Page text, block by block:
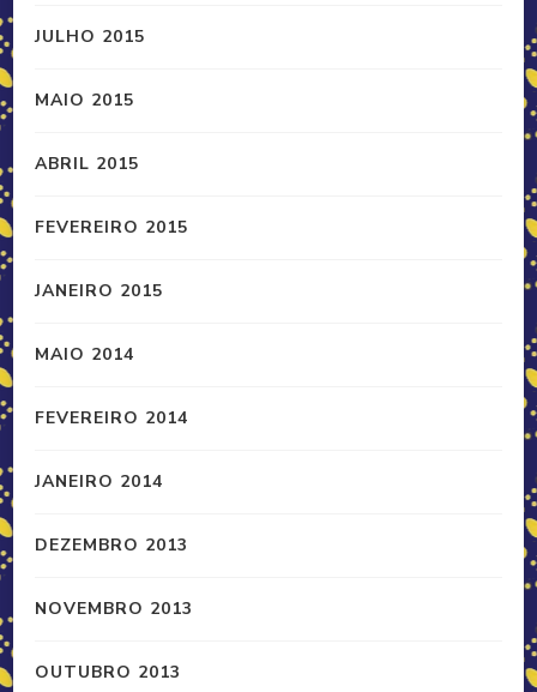
JULHO 2015
MAIO 2015
ABRIL 2015
FEVEREIRO 2015
JANEIRO 2015
MAIO 2014
FEVEREIRO 2014
JANEIRO 2014
DEZEMBRO 2013
NOVEMBRO 2013
OUTUBRO 2013